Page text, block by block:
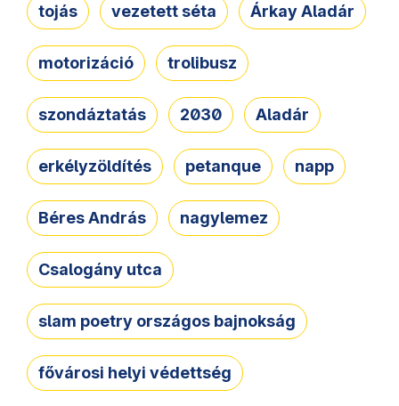
tojás vezetett séta Árkay Aladár
motorizáció trolibusz
szondáztatás 2030 Aladár
erkélyzöldítés petanque napp
Béres András nagylemez
Csalogány utca
slam poetry országos bajnokság
fővárosi helyi védettség